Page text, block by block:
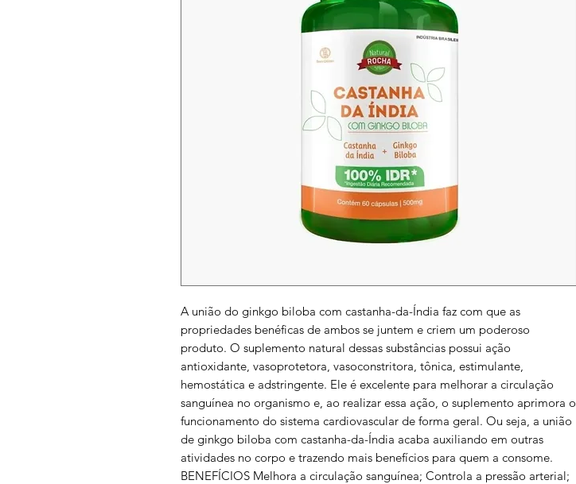
A união do ginkgo biloba com castanha-da-Índia faz com que as
propriedades benéficas de ambos se juntem e criem um poderoso
produto. O suplemento natural dessas substâncias possui ação
antioxidante, vasoprotetora, vasoconstritora, tônica, estimulante,
hemostática e adstringente. Ele é excelente para melhorar a circulação
sanguínea no organismo e, ao realizar essa ação, o suplemento aprimora o
funcionamento do sistema cardiovascular de forma geral. Ou seja, a união
de ginkgo biloba com castanha-da-Índia acaba auxiliando em outras
atividades no corpo e trazendo mais benefícios para quem a consome.
BENEFÍCIOS Melhora a circulação sanguínea; Controla a pressão arterial;